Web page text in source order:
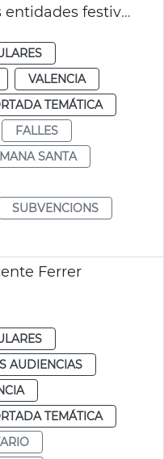
Subvenciones para las entidades festivas aniversario
VALENCIA
TEMÁTICA
FALLES
SANTA
SUBVENCIONS
Ferrer
AUDIENCIAS
TEMÁTICA